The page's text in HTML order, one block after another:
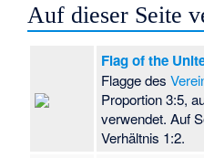
Auf dieser Seite
Flag of the
Flagge des
Proportion 3:5,
verwendet. Auf
Verhältnis 1:2.